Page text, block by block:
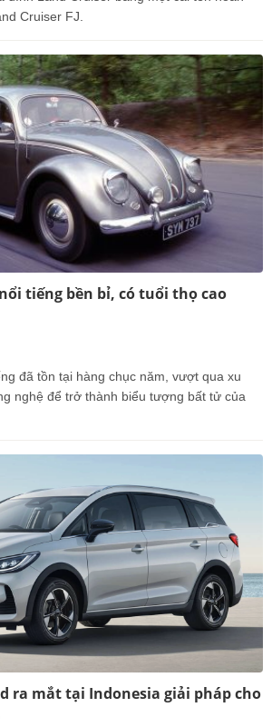
Cruiser FJ.
tiếng bền bỉ, có tuổi thọ cao
đã tồn tại hàng chục năm, vượt qua xu
nghệ để trở thành biểu tượng bất tử của
ra mắt tại Indonesia giải pháp cho